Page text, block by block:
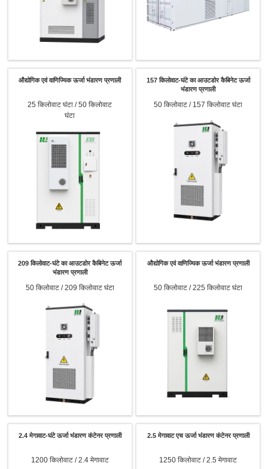
औद्योगिक एवं वाणिज्यिक ऊर्जा भंडारण प्रणाली
25 किलोवाट घंटा / 50 किलोवाट
घंटा
157 किलोवाट-घंटे का आउटडोर कैबिनेट ऊर्जा
भंडारण प्रणाली
50 किलोवाट / 157 किलोवाट घंटा
209 किलोवाट-घंटे का आउटडोर कैबिनेट ऊर्जा
भंडारण प्रणाली
50 किलोवाट / 209 किलोवाट घंटा
औद्योगिक एवं वाणिज्यिक ऊर्जा भंडारण प्रणाली
50 किलोवाट / 225 किलोवाट घंटा
2.4 मेगावाट-घंटे ऊर्जा भंडारण कंटेनर प्रणाली
1200 किलोवाट / 2.4 मेगावाट
2.5 मेगावाट एच ऊर्जा भंडारण कंटेनर प्रणाली
1250 किलोवाट / 2.5 मेगावाट